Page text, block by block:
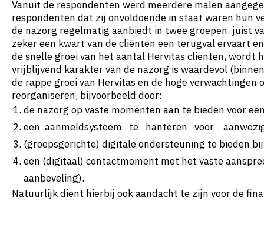
Vanuit de respondenten werd meerdere malen
respondenten dat zij onvoldoende in staat waren hun
de nazorg regelmatig aanbiedt in twee groepen, juist
zeker een kwart van de cliënten een terugval ervaart
de snelle groei van het aantal Hervitas cliënten, wordt
vrijblijvend karakter van de nazorg is waardevol
de rappe groei van Hervitas en de hoge
reorganiseren, bijvoorbeeld door:
de nazorg op vaste momenten aan te bieden voor
een aanmeldsysteem te hanteren voor
(groepsgerichte) digitale ondersteuning te bieden
een (digitaal) contactmoment met het vaste
aanbeveling).
Natuurlijk dient hierbij ook aandacht te zijn voor de